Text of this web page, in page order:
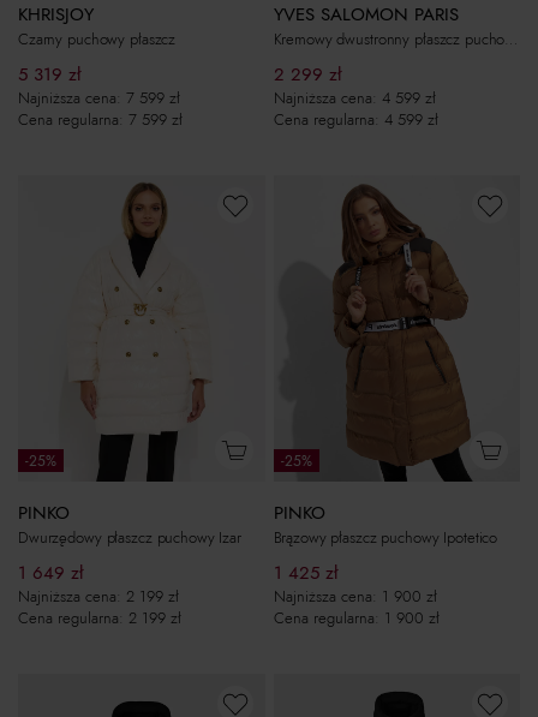
KHRISJOY
Czarny puchowy płaszcz
5 319 zł
Najniższa cena: 7 599 zł
Cena regularna: 7 599 zł
YVES SALOMON PARIS
Kremowy dwustronny płaszcz puchowy
2 299 zł
Najniższa cena: 4 599 zł
Cena regularna: 4 599 zł
-25%
PINKO
Dwurzędowy płaszcz puchowy Izar
1 649 zł
Najniższa cena: 2 199 zł
Cena regularna: 2 199 zł
-25%
PINKO
Brązowy płaszcz puchowy Ipotetico
1 425 zł
Najniższa cena: 1 900 zł
Cena regularna: 1 900 zł